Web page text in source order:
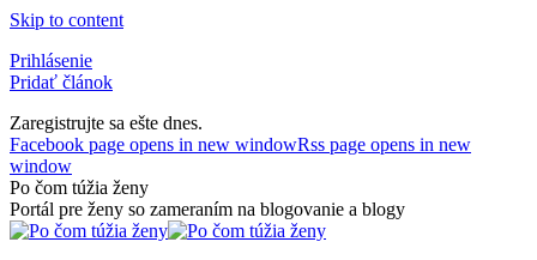
Skip to content
Prihlásenie
Pridať článok
Zaregistrujte sa ešte dnes.
Facebook page opens in new windowRss page opens in new
window
Po čom túžia ženy
Portál pre ženy so zameraním na blogovanie a blogy